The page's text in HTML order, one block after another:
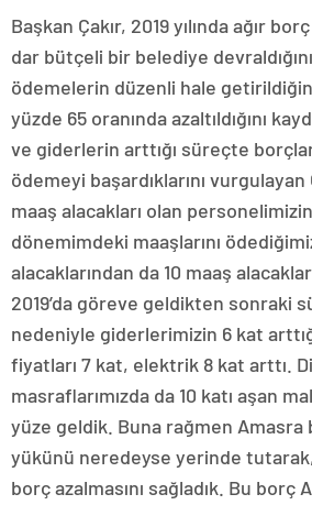
Başkan Çakır, 2019 yılında ağır
dar bütçeli bir belediye
ödemelerin düzenli hale
yüzde 65 oranında azaltıldığını
ve giderlerin arttığı süreçte
ödemeyi başardıklarını vurgulayan
maaş alacakları olan
dönemimdeki maaşlarını
alacaklarından da 10 maaş
2019’da göreve geldikten sonraki
nedeniyle giderlerimizin 6 kat
fiyatları 7 kat, elektrik 8 kat arttı.
masraflarımızda da 10 katı aşan
yüze geldik. Buna rağmen
yükünü neredeyse yerinde tutarak,
borç azalmasını sağladık. Bu borç